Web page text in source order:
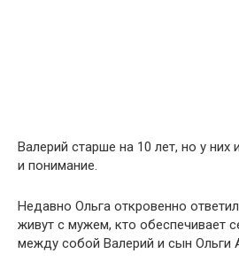
Валерий старше на 10 лет, но у
и понимание.
Недавно Ольга откровенно
живут с мужем, кто обеспечивает
между собой Валерий и сын Ольги